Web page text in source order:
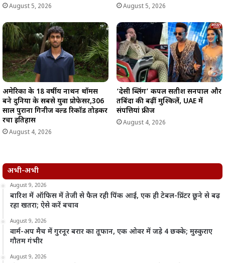
August 5, 2026 August 5, 2026
अमेरिका के 18 वर्षीय नाथन थॉमस
बने दुनिया के सबसे युवा प्रोफेसर,306
साल पुराना गिनीज वर्ल्ड रिकॉर्ड तोड़कर
रचा इतिहास
August 4, 2026
‘देसी ब्लिंग’ कपल सतीश सनपाल और
तबिंदा की बढ़ीं मुश्किलें, UAE में
संपत्तियां फ्रीज
August 4, 2026
अभी-अभी
August 9, 2026
बारिश में ऑफिस में तेजी से फैल रही पिंक आई, एक ही टेबल-प्रिंटर छूने से बढ़
रहा खतरा; ऐसे करें बचाव
August 9, 2026
वार्म-अप मैच में गुरनूर बरार का तूफान, एक ओवर में जड़े 4 छक्के; मुस्कुराए
गौतम गंभीर
August 9, 2026